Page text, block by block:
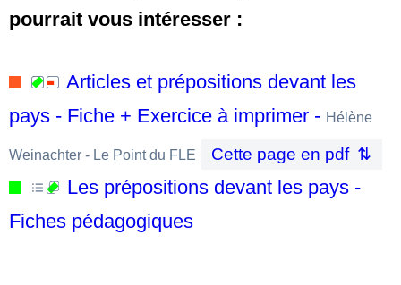
pourrait vous intéresser :
Articles et prépositions devant les
pays - Fiche + Exercice à imprimer - Hélène
Weinachter - Le Point du FLE Cette page en pdf
Les prépositions devant les pays -
Fiches pédagogiques